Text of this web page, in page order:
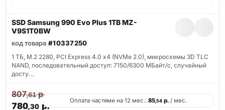
SSD Samsung 990 Evo Plus 1TB MZ-
V9S1T0BW
код товара #10337250
1 ТБ, M.2 2280, PCI Express 4.0 x4 (NVMe 2.0), микросхемы 3D TLC
NAND, последовательный доступ: 7150/6300 МБайт/с, случайный
досту…
780,30р.
807,61р.
Оплата частями на 12 мес.: 85,54 р. / мес.